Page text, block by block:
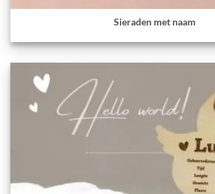
Sieraden met naam